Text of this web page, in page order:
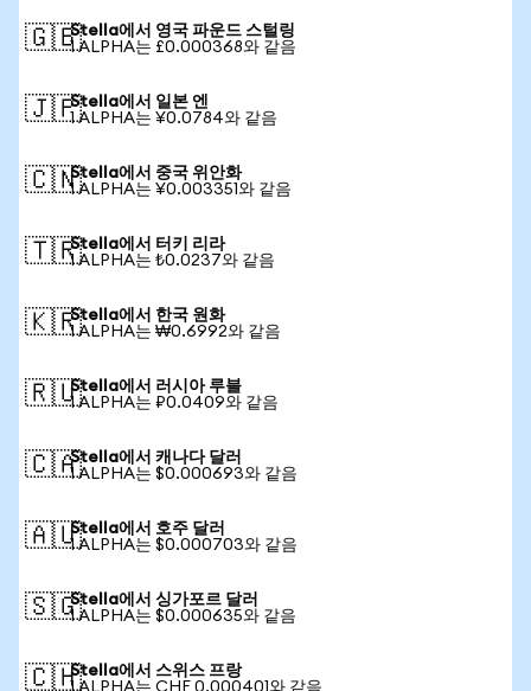
🇬🇧Stella에서 영국 파운드 스털링
1 ALPHA는 £0.000368와 같음
🇯🇵Stella에서 일본 엔
1 ALPHA는 ¥0.0784와 같음
🇨🇳Stella에서 중국 위안화
1 ALPHA는 ¥0.003351와 같음
🇹🇷Stella에서 터키 리라
1 ALPHA는 ₺0.0237와 같음
🇰🇷Stella에서 한국 원화
1 ALPHA는 ₩0.6992와 같음
🇷🇺Stella에서 러시아 루블
1 ALPHA는 ₽0.0409와 같음
🇨🇦Stella에서 캐나다 달러
1 ALPHA는 $0.000693와 같음
🇦🇺Stella에서 호주 달러
1 ALPHA는 $0.000703와 같음
🇸🇬Stella에서 싱가포르 달러
1 ALPHA는 $0.000635와 같음
🇨🇭Stella에서 스위스 프랑
1 ALPHA는 CHF 0.000401와 같음